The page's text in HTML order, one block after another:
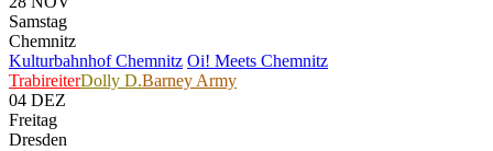
Samstag
Chemnitz
Kulturbahnhof Chemnitz Oi! Meets Chemnitz
TrabireiterDolly D.Barney Army
04 DEZ
Freitag
Dresden